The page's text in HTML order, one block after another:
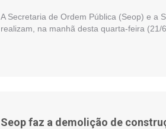
A Secretaria de Ordem Pública (Seop) e a
realizam, na manhã desta quarta-feira
Seop faz a demolição de